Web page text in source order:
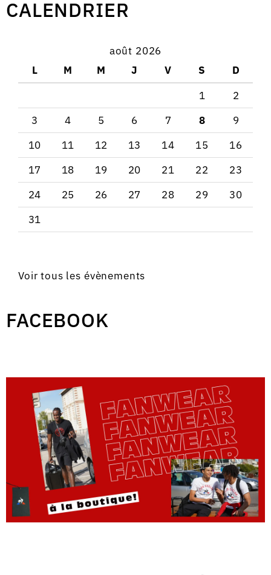
CALENDRIER
août 2026
L
M M J V S
D
1
2
3
4 5 6 7 8
9
10
11 12 13 14 15
16
17
18 19 20 21 22
23
24
25 26 27 28 29
30
31
Voir tous les évènements
FACEBOOK